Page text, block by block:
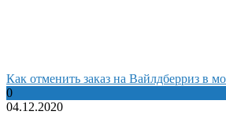
Как отменить заказ на Вайлдберриз в
0
04.12.2020